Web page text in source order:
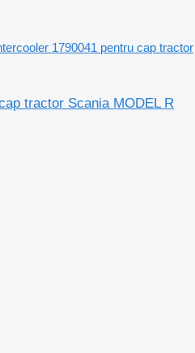
1790041 pentru cap tractor
tractor Scania MODEL R